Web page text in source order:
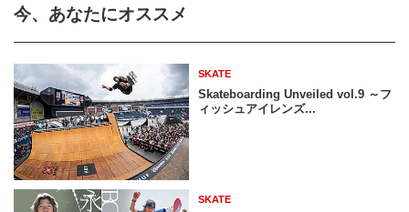
今、あなたにオススメ
SKATE
Skateboarding Unveiled vol.9 ～フ
ィッシュアイレンズ...
SKATE